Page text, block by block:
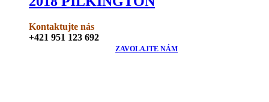
Kontaktujte nás
+421 951 123 692
ZAVOLAJTE NÁM